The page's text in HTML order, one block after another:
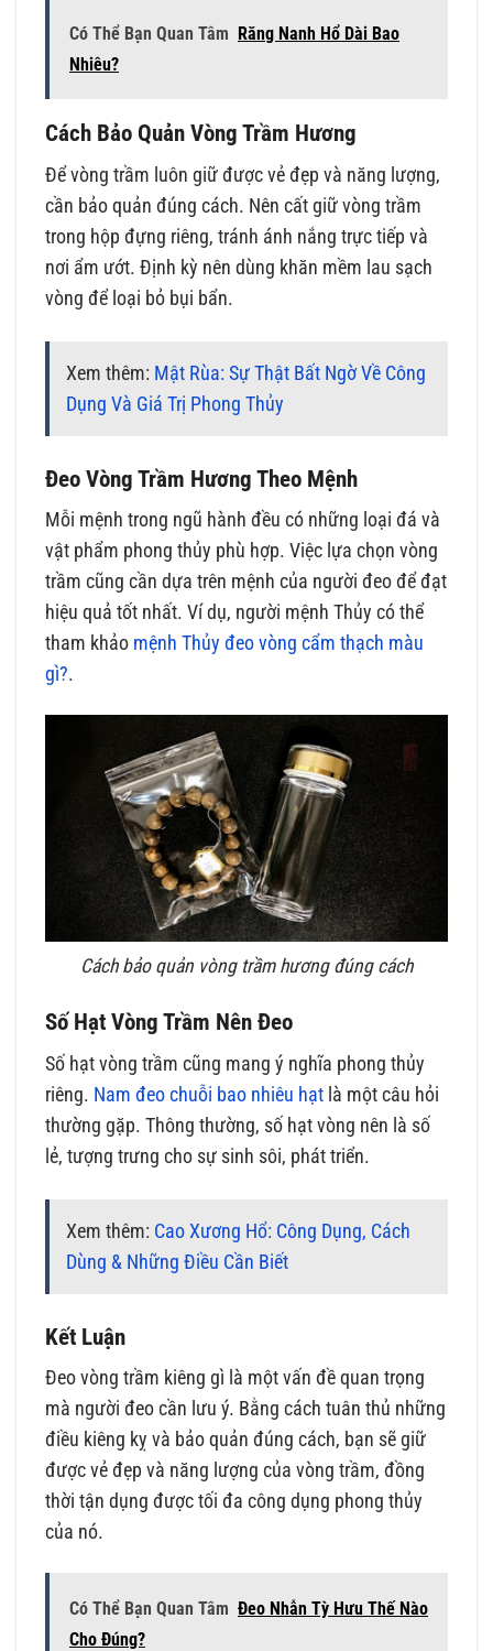
Có Thể Bạn Quan Tâm Răng Nanh Hổ Dài Bao
Nhiêu?
Cách Bảo Quản Vòng Trầm Hương
Để vòng trầm luôn giữ được vẻ đẹp và năng lượng,
cần bảo quản đúng cách. Nên cất giữ vòng trầm
trong hộp đựng riêng, tránh ánh nắng trực tiếp và
nơi ẩm ướt. Định kỳ nên dùng khăn mềm lau sạch
vòng để loại bỏ bụi bẩn.
Xem thêm: Mật Rùa: Sự Thật Bất Ngờ Về Công
Dụng Và Giá Trị Phong Thủy
Đeo Vòng Trầm Hương Theo Mệnh
Mỗi mệnh trong ngũ hành đều có những loại đá và
vật phẩm phong thủy phù hợp. Việc lựa chọn vòng
trầm cũng cần dựa trên mệnh của người đeo để đạt
hiệu quả tốt nhất. Ví dụ, người mệnh Thủy có thể
tham khảo mệnh Thủy đeo vòng cẩm thạch màu
gì?.
Cách bảo quản vòng trầm hương đúng cách
Số Hạt Vòng Trầm Nên Đeo
Số hạt vòng trầm cũng mang ý nghĩa phong thủy
riêng. Nam đeo chuỗi bao nhiêu hạt là một câu hỏi
thường gặp. Thông thường, số hạt vòng nên là số
lẻ, tượng trưng cho sự sinh sôi, phát triển.
Xem thêm: Cao Xương Hổ: Công Dụng, Cách
Dùng & Những Điều Cần Biết
Kết Luận
Đeo vòng trầm kiêng gì là một vấn đề quan trọng
mà người đeo cần lưu ý. Bằng cách tuân thủ những
điều kiêng kỵ và bảo quản đúng cách, bạn sẽ giữ
được vẻ đẹp và năng lượng của vòng trầm, đồng
thời tận dụng được tối đa công dụng phong thủy
của nó.
Có Thể Bạn Quan Tâm Đeo Nhẫn Tỳ Hưu Thế Nào
Cho Đúng?